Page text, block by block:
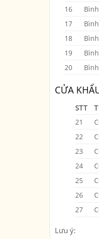
16
17
18
19
20
CỬA
STT
21
22
23
24
25
26
27
Lưu ý: